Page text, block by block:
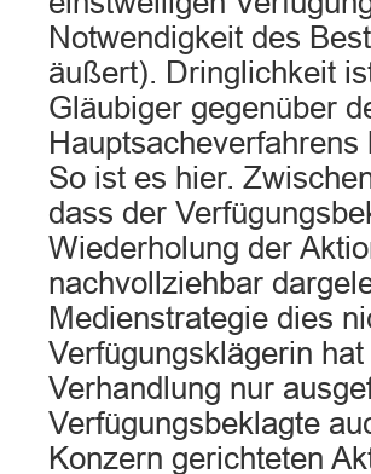
Notwendigkeit des
äußert). Dringlichkeit
Gläubiger gegenüber
So ist es hier.
dass der
Wiederholung der
nachvollziehbar
Medienstrategie dies
Verfügungsklägerin
Verhandlung nur
Verfügungsbeklagte
Konzern gerichteten